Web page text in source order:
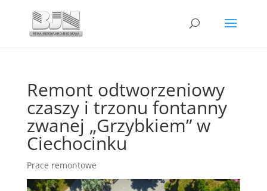
Remont odtworzeniowy
czaszy i trzonu fontanny
zwanej „Grzybkiem” w
Ciechocinku
Prace remontowe